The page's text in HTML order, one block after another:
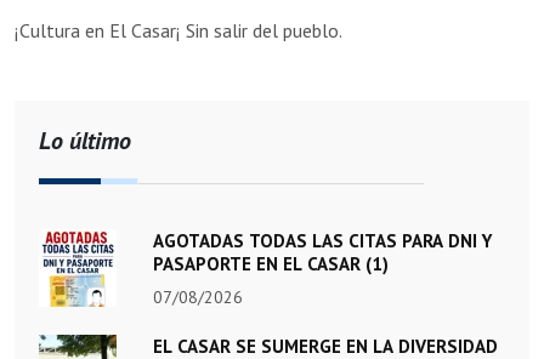
¡Cultura en El Casar¡ Sin salir del pueblo.
Lo último
AGOTADAS TODAS LAS CITAS PARA DNI Y
PASAPORTE EN EL CASAR (1)
07/08/2026
EL CASAR SE SUMERGE EN LA DIVERSIDAD